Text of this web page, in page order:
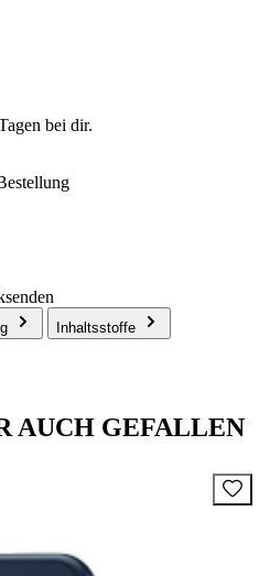
bei dir.
Inhaltsstoffe
AUCH GEFALLEN